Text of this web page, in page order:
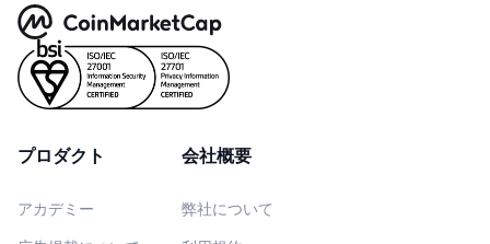
プロダクト
アカデミー
会社概要
弊社について